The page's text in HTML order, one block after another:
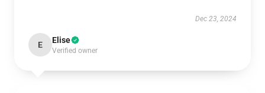
Dec 23, 2024
E Elise
Verified owner